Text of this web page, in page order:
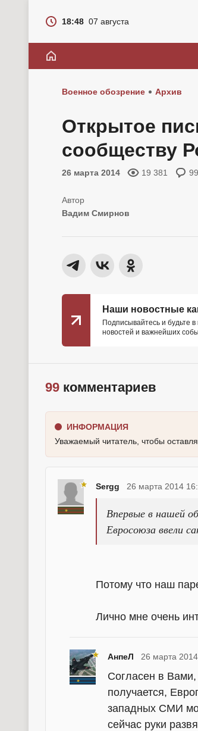
18:48 07 августа
Военное обозрение Архив
Открытое
сообществу
26 марта 2014 19 381 99
Вадим Смирнов
Наши новостные
Подписывайтесь и будьте в
новостей и важнейших
99 комментариев
ИНФОРМАЦИЯ
Уважаемый читатель, чтобы
Sergg 26 марта 2014
Впервые в нашей
Евросоюза ввели
Потому что наш
Лично мне очень
АнпеЛ 26 марта
Согласен в
получается,
западных СМИ
сейчас руки